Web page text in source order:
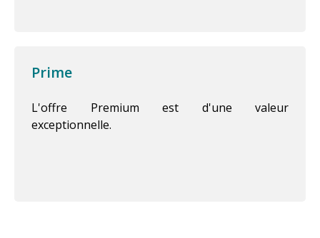
Prime
L'offre Premium est d'une valeur
exceptionnelle.